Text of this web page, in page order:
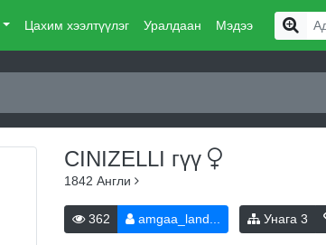
Цахим хээлтүүлэг Уралдаан Мэдээ
CINIZELLI гүү
1842 Англи
362 amgaa_land... Унага 3